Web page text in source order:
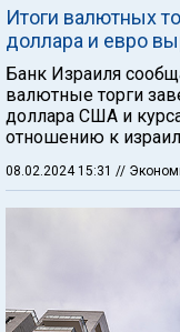
Итоги валютных
доллара и евро
Банк Израиля
валютные торги
доллара США и
отношению к
08.02.2024 15:31 //